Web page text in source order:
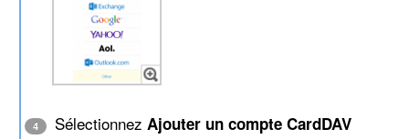
4 SélectionnezAjouter un compte CardDAV